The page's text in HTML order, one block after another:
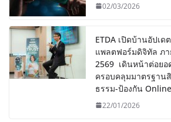
02/03/2026
ETDA เปิดบ้านอัปเ
แพลตฟอร์มดิจิทัล ภา
2569 เดินหน้าต่อยอ
ครอบคลุมมาตรฐาน
ธรรม-ป้องกัน
22/01/2026